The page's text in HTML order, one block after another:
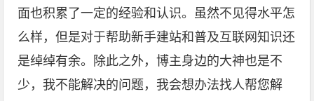
面也积累了一定的经验和认识。虽然不见得水平怎
么样，但是对于帮助新手建站和普及互联网知识还
是绰绰有余。除此之外，博主身边的大神也是不
少，我不能解决的问题，我会想办法找人帮您解